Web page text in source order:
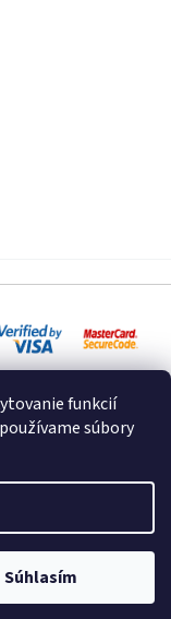
funkcií
súbory
Súhlasím
vyhradené.Upraviť